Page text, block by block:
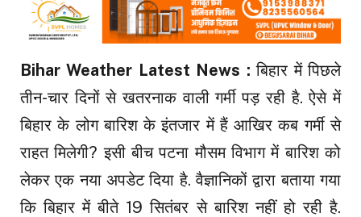
Bihar Weather Latest News :बिहार में पिछले
तीन-चार दिनों से खतरनाक वाली गर्मी पड़ रही है. ऐसे में
बिहार के लोग बारिश के इंतजार में हैं आखिर कब गर्मी से
राहत मिलेगी? इसी बीच पटना मौसम विभाग में बारिश को
लेकर एक नया अपडेट दिया है. वैज्ञानिकों द्वारा बताया गया
कि बिहार में बीते 19 सितंबर से बारिश नहीं हो रही है.